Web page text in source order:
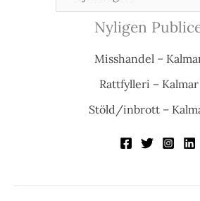
Nyligen
Misshandel –
Rattfylleri –
Stöld/inbrott –